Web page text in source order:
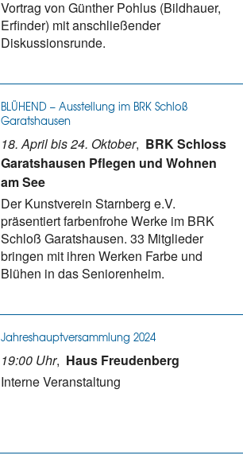
Vortrag von Günther Pohlus (Bildhauer,
Erfinder) mit anschließender
Diskussionsrunde.
BLÜHEND – Ausstellung im BRK Schloß
Garatshausen
18. April bis 24. Oktober, BRK Schloss
Garatshausen Pflegen und Wohnen
am See
Der Kunstverein Starnberg e.V.
präsentiert farbenfrohe Werke im BRK
Schloß Garatshausen. 33 Mitglieder
bringen mit ihren Werken Farbe und
Blühen in das Seniorenheim.
Jahreshauptversammlung 2024
19:00 Uhr, Haus Freudenberg
Interne Veranstaltung